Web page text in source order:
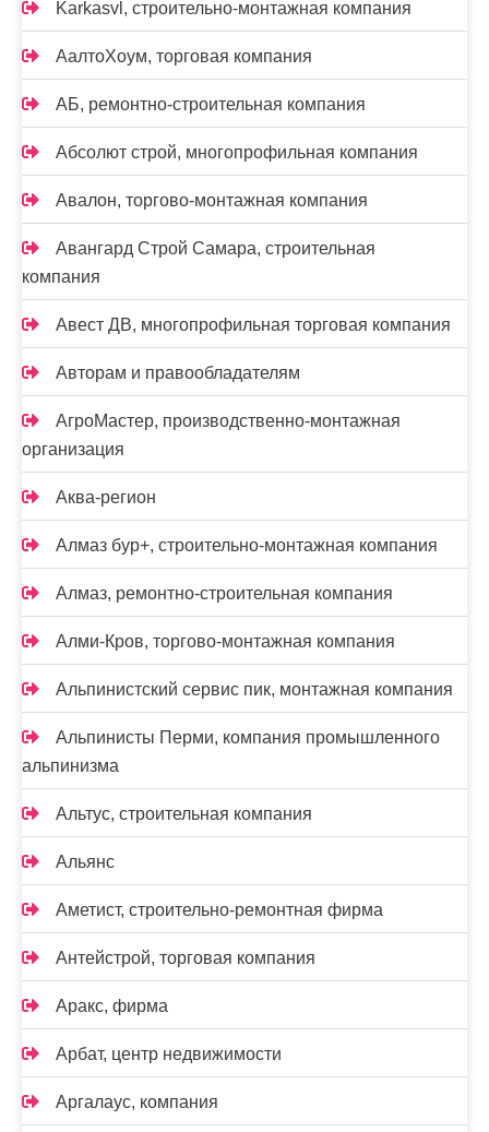
Karkasvl, строительно-монтажная компания
АалтоХоум, торговая компания
АБ, ремонтно-строительная компания
Абсолют строй, многопрофильная компания
Авалон, торгово-монтажная компания
Авангард Строй Самара, строительная
компания
Авест ДВ, многопрофильная торговая компания
Авторам и правообладателям
АгроМастер, производственно-монтажная
организация
Аква-регион
Алмаз бур+, строительно-монтажная компания
Алмаз, ремонтно-строительная компания
Алми-Кров, торгово-монтажная компания
Альпинистский сервис пик, монтажная компания
Альпинисты Перми, компания промышленного
альпинизма
Альтус, строительная компания
Альянс
Аметист, строительно-ремонтная фирма
Антейстрой, торговая компания
Аракс, фирма
Арбат, центр недвижимости
Аргалаус, компания